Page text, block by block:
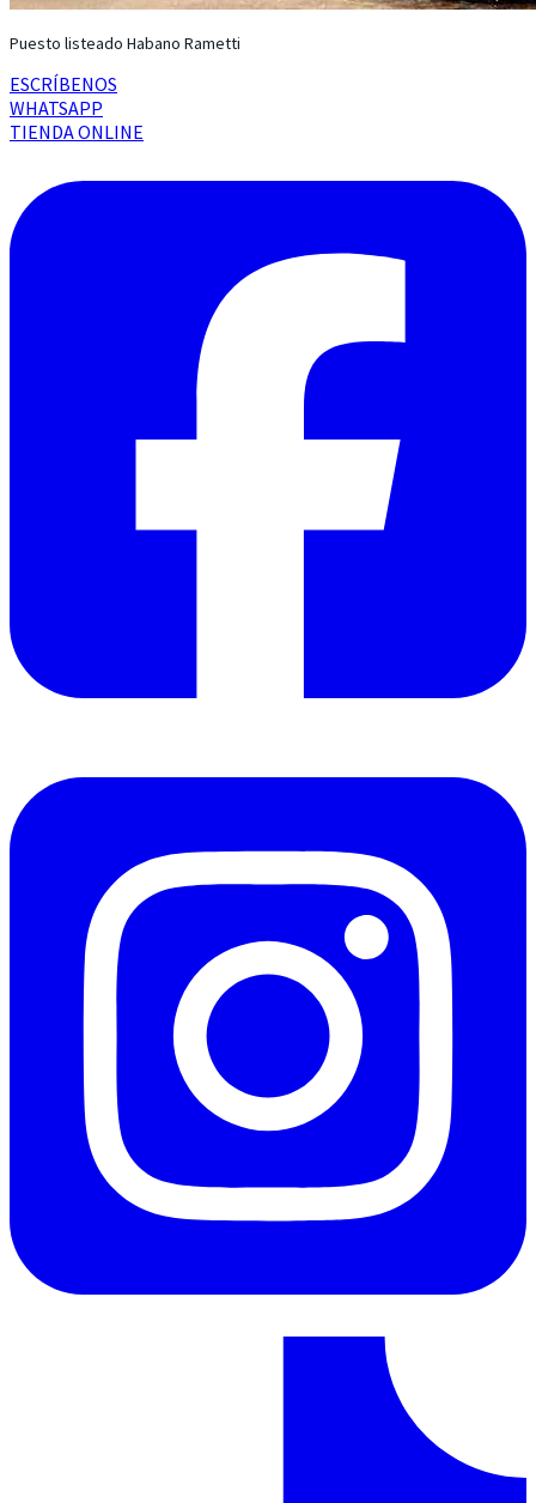
Puesto listeado Habano Rametti
ESCRÍBENOS
WHATSAPP
TIENDA ONLINE